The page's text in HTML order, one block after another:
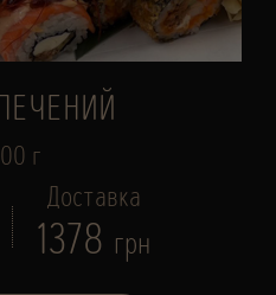
г
Доставка
1378 грн